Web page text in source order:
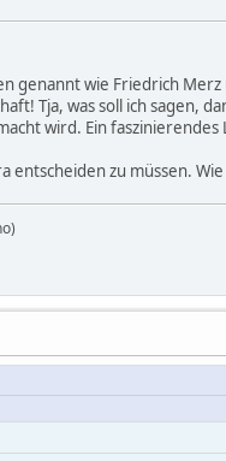
genannt wie Friedrich
Tja, was soll ich sagen,
wird. Ein faszinierendes
entscheiden zu müssen.